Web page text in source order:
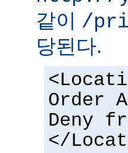
같이 /
당된다.
Order
Deny
</